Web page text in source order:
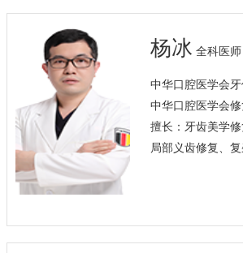
杨冰 全科医师
中华口腔医学会
中华口腔医学会
擅长：牙齿美学
局部义齿修复、